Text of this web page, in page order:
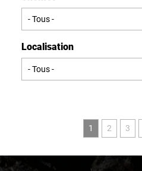
Localisation
Page
courante
1 Page
2 Page
3